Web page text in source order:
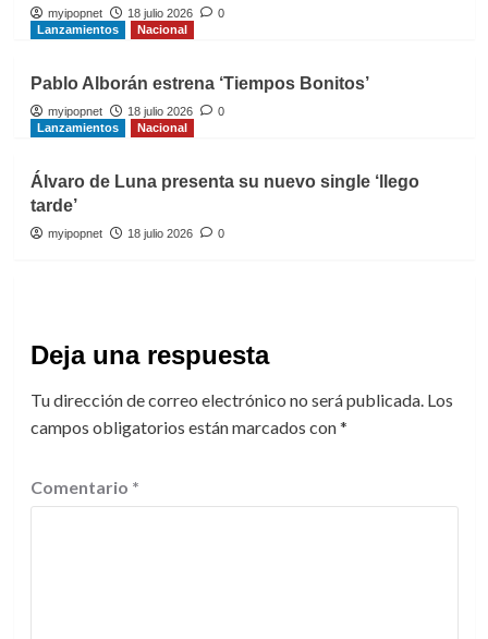
myipopnet 18 julio 2026
0
Lanzamientos
Nacional
Pablo Alborán estrena ‘Tiempos Bonitos’
myipopnet 18 julio 2026
0
Lanzamientos
Nacional
Álvaro de Luna presenta su nuevo single ‘llego
tarde’
myipopnet 18 julio 2026 0
Deja una respuesta
Tu dirección de correo electrónico no será publicada. Los
campos obligatorios están marcados con*
Comentario *